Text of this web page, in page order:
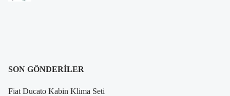
SON GÖNDERILER
Fiat Ducato Kabin Klima Seti